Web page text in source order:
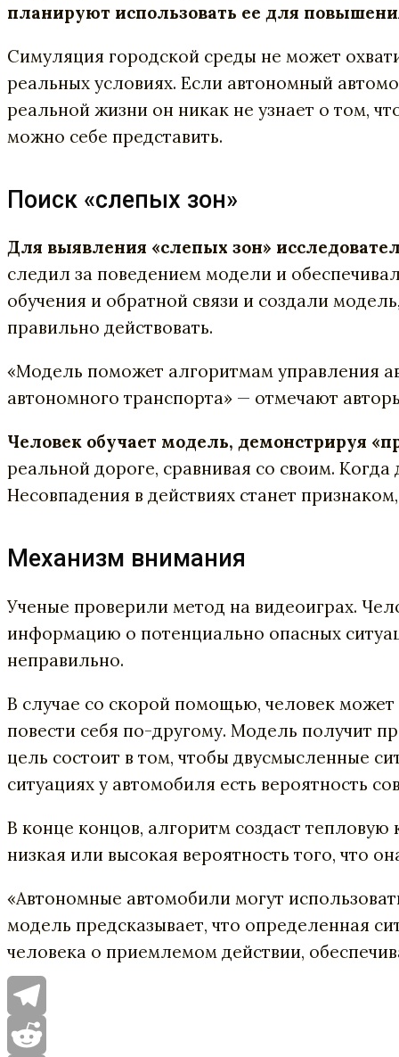
планируют использовать ее для
Симуляция городской среды не может
реальных условиях. Если автономный
реальной жизни он никак не узнает о том,
можно себе представить.
Поиск «слепых зон»
Для выявления «слепых зон»
следил за поведением модели и
обучения и обратной связи и создали
правильно действовать.
«Модель поможет алгоритмам управления
автономного транспорта» — отмечают
Человек обучает модель, демонстрируя
реальной дороге, сравнивая со своим.
Несовпадения в действиях станет
Механизм внимания
Ученые проверили метод на видеоиграх.
информацию о потенциально опасных
неправильно.
В случае со скорой помощью, человек может
повести себя по-другому. Модель получит
цель состоит в том, чтобы двусмысленные
ситуациях у автомобиля есть вероятность
В конце концов, алгоритм создаст тепловую
низкая или высокая вероятность того, что
«Автономные автомобили могут
модель предсказывает, что определенная
человека о приемлемом действии,
Telegram